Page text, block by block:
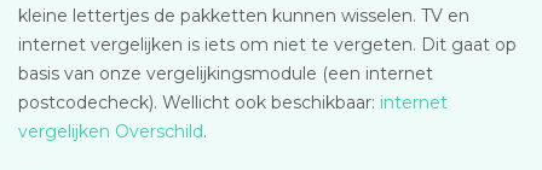
kleine lettertjes de pakketten kunnen wisselen. TV en
internet vergelijken is iets om niet te vergeten. Dit gaat op
basis van onze vergelijkingsmodule (een internet
postcodecheck). Wellicht ook beschikbaar: internet
vergelijken Overschild.